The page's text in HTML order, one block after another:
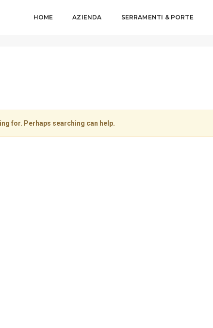
HOME AZIENDA SERRAMENTI & PORTE
for. Perhaps searching can help.